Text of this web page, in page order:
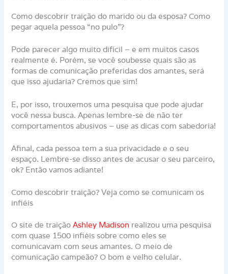
Como descobrir traição do marido ou da esposa? Como
pegar aquela pessoa “no pulo”?
Pode parecer algo muito difícil – e em muitos casos
realmente é. Porém, se você soubesse quais são as
formas de comunicação preferidas dos amantes, será
que isso ajudaria? Cremos que sim!
E, por isso, trouxemos uma pesquisa que pode ajudar
você nessa busca. Apenas lembre-se de não ter
comportamentos abusivos – use as dicas com sabedoria!
Afinal, cada pessoa tem a sua privacidade e o seu
espaço. Lembre-se disso antes de acusar o seu parceiro,
ok? Então vamos adiante!
Como descobrir traição? Veja como se comunicam os
infiéis
O site de traiçãoAshley Madison realizou uma pesquisa
com quase 1500 infiéis sobre como eles se
comunicavam com seus amantes. O meio de
comunicação campeão? O bom e velho celular.